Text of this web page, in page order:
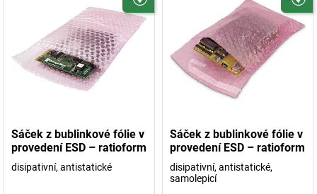
Sáček z bublinkové fólie v
provedení ESD – ratioform
disipativní, antistatické
Sáček z bublinkové fólie v
provedení ESD – ratioform
disipativní, antistatické,
samolepicí